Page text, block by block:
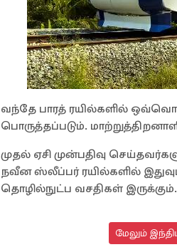
வந்தே பாரத் ரயில்களில்
பொருத்தப்படும்.
முதல் ஏசி முன்பதிவு
நவீன ஸ்லீப்பர் ரயில்களில்
தொழில்நுட்ப வசதிகள்
மேலும்